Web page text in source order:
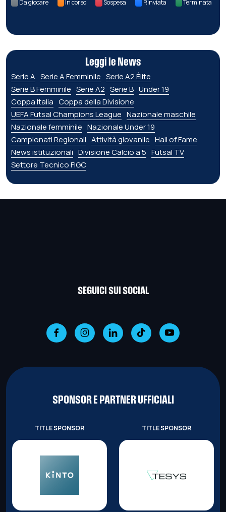
Da giocare In corso Sospesa Rinviata Terminata
Leggi le News
Serie A Serie A Femminile Serie A2 Élite
Serie B Femminile Serie A2 Serie B Under 19
Coppa Italia Coppa della Divisione
UEFA Futsal Champions League Nazionale maschile
Nazionale femminile Nazionale Under 19
Campionati Regionali Attività giovanile Hall of Fame
News istituzionali Divisione Calcio a 5 Futsal TV
Settore Tecnico FIGC
SEGUICI SUI SOCIAL
SPONSOR E PARTNER UFFICIALI
TITLE SPONSOR TITLE SPONSOR